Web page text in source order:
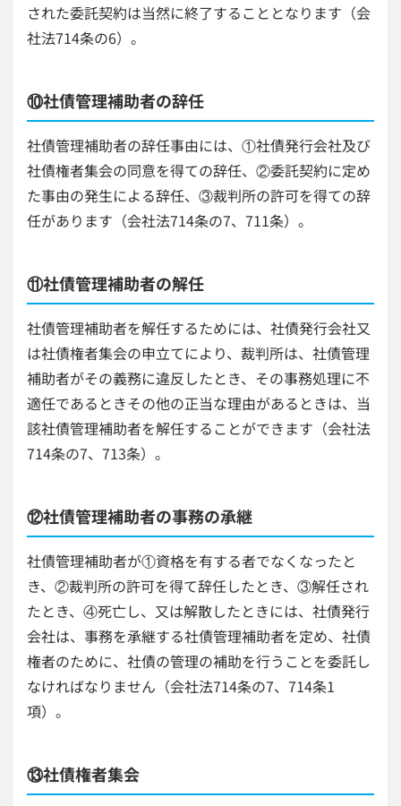
された委託契約は当然に終了することとなります（会
社法714条の6）。
⑩社債管理補助者の辞任
社債管理補助者の辞任事由には、①社債発行会社及び
社債権者集会の同意を得ての辞任、②委託契約に定め
た事由の発生による辞任、③裁判所の許可を得ての辞
任があります（会社法714条の7、711条）。
⑪社債管理補助者の解任
社債管理補助者を解任するためには、社債発行会社又
は社債権者集会の申立てにより、裁判所は、社債管理
補助者がその義務に違反したとき、その事務処理に不
適任であるときその他の正当な理由があるときは、当
該社債管理補助者を解任することができます（会社法
714条の7、713条）。
⑫社債管理補助者の事務の承継
社債管理補助者が①資格を有する者でなくなったと
き、②裁判所の許可を得て辞任したとき、③解任され
たとき、④死亡し、又は解散したときには、社債発行
会社は、事務を承継する社債管理補助者を定め、社債
権者のために、社債の管理の補助を行うことを委託し
なければなりません（会社法714条の7、714条1
項）。
⑬社債権者集会